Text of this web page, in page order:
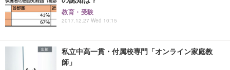
教育・受験
2017.12.27 Wed 10:15
私立中高一貫・付属校専門「オンライン家庭教
師」